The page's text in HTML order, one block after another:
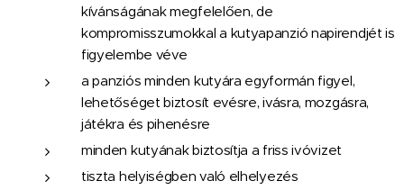
kívánságának megfelelően, de
kompromisszumokkal a kutyapanzió napirendjét is
figyelembe véve
a panziós minden kutyára egyformán figyel,
lehetőséget biztosít evésre, ivásra, mozgásra,
játékra és pihenésre
minden kutyának biztosítja a friss ivóvizet
tiszta helyiségben való elhelyezés